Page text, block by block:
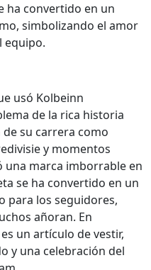
ha convertido en un
simbolizando el amor
equipo.
usó Kolbeinn
de la rica historia
su carrera como
y momentos
una marca imborrable en
se ha convertido en un
para los seguidores,
añoran. En
un artículo de vestir,
y una celebración del